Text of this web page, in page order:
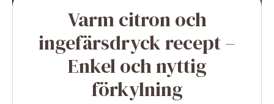
Varm citron och
ingefärsdryck recept –
Enkel och nyttig
förkylning